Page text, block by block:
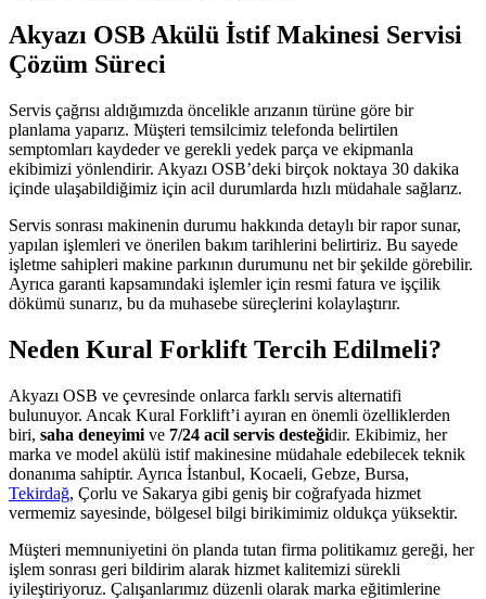
Akyazı OSB Akülü İstif Makinesi Servisi
Çözüm Süreci
Servis çağrısı aldığımızda öncelikle arızanın türüne göre bir
planlama yaparız. Müşteri temsilcimiz telefonda belirtilen
semptomları kaydeder ve gerekli yedek parça ve ekipmanla
ekibimizi yönlendirir. Akyazı OSB’deki birçok noktaya 30 dakika
içinde ulaşabildiğimiz için acil durumlarda hızlı müdahale sağlarız.
Servis sonrası makinenin durumu hakkında detaylı bir rapor sunar,
yapılan işlemleri ve önerilen bakım tarihlerini belirtiriz. Bu sayede
işletme sahipleri makine parkının durumunu net bir şekilde görebilir.
Ayrıca garanti kapsamındaki işlemler için resmi fatura ve işçilik
dökümü sunarız, bu da muhasebe süreçlerini kolaylaştırır.
Neden Kural Forklift Tercih Edilmeli?
Akyazı OSB ve çevresinde onlarca farklı servis alternatifi
bulunuyor. Ancak Kural Forklift’i ayıran en önemli özelliklerden
biri, saha deneyimi ve 7/24 acil servis desteğidir. Ekibimiz, her
marka ve model akülü istif makinesine müdahale edebilecek teknik
donanıma sahiptir. Ayrıca İstanbul, Kocaeli, Gebze, Bursa,
Tekirdağ, Çorlu ve Sakarya gibi geniş bir coğrafyada hizmet
vermemiz sayesinde, bölgesel bilgi birikimimiz oldukça yüksektir.
Müşteri memnuniyetini ön planda tutan firma politikamız gereği, her
işlem sonrası geri bildirim alarak hizmet kalitemizi sürekli
iyileştiriyoruz. Çalışanlarımız düzenli olarak marka eğitimlerine